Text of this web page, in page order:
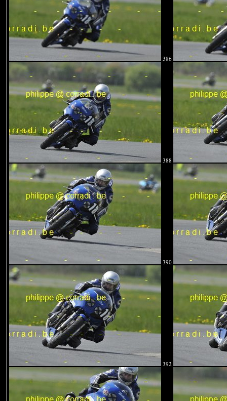
386
388
390
392